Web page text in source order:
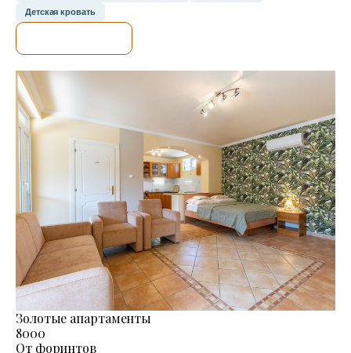
Детская кровать
Золотые апартаменты
8000
От форинтов